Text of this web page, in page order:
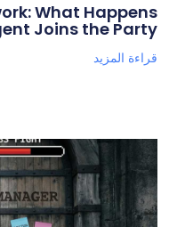
What Happens
Joins the Party?
قراءة المزيد